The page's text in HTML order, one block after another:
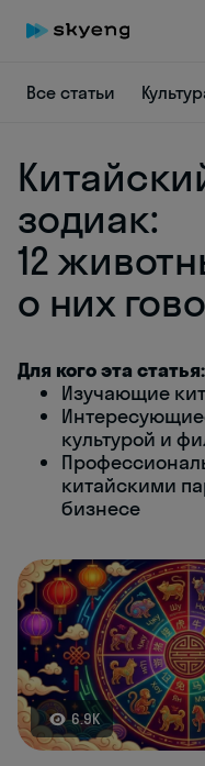
Все статьи
зодиак:
12
о них
Для кого эта статья:
Изучающие
культурой и
китайскими
бизнесе
6.9K
online